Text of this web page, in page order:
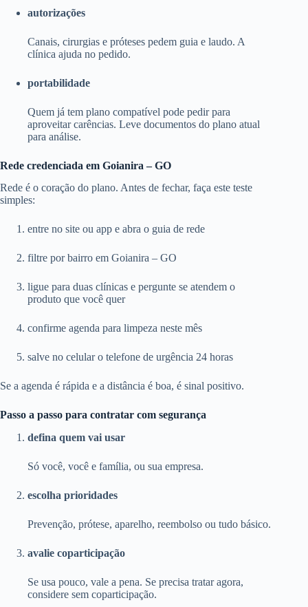
autorizações
Canais, cirurgias e próteses pedem guia e laudo. A
clínica ajuda no pedido.
portabilidade
Quem já tem plano compatível pode pedir para
aproveitar carências. Leve documentos do plano atual
para análise.
Rede credenciada em Goianira – GO
Rede é o coração do plano. Antes de fechar, faça este teste
simples:
entre no site ou app e abra o guia de rede
filtre por bairro em Goianira – GO
ligue para duas clínicas e pergunte se atendem o
produto que você quer
confirme agenda para limpeza neste mês
salve no celular o telefone de urgência 24 horas
Se a agenda é rápida e a distância é boa, é sinal positivo.
Passo a passo para contratar com segurança
defina quem vai usar
Só você, você e família, ou sua empresa.
escolha prioridades
Prevenção, prótese, aparelho, reembolso ou tudo básico.
avalie coparticipação
Se usa pouco, vale a pena. Se precisa tratar agora,
considere sem coparticipação.